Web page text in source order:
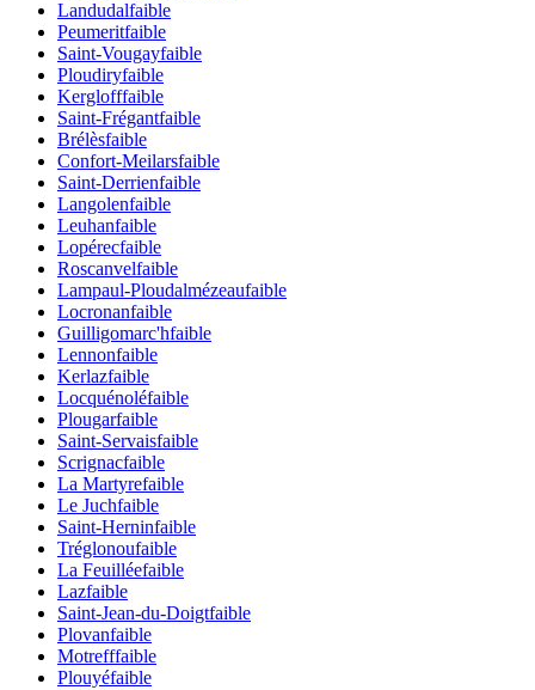
Landudalfaible
Peumeritfaible
Saint-Vougayfaible
Ploudiryfaible
Kerglofffaible
Saint-Frégantfaible
Brélèsfaible
Confort-Meilarsfaible
Saint-Derrienfaible
Langolenfaible
Leuhanfaible
Lopérecfaible
Roscanvelfaible
Lampaul-Ploudalmézeaufaible
Locronanfaible
Guilligomarc'hfaible
Lennonfaible
Kerlazfaible
Locquénoléfaible
Plougarfaible
Saint-Servaisfaible
Scrignacfaible
La Martyrefaible
Le Juchfaible
Saint-Herninfaible
Tréglonoufaible
La Feuilléefaible
Lazfaible
Saint-Jean-du-Doigtfaible
Plovanfaible
Motrefffaible
Plouyéfaible